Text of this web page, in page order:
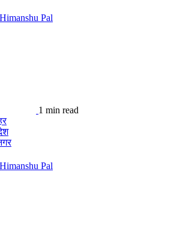
Himanshu Pal
1 min read
Himanshu Pal